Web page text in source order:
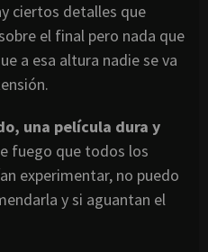
ciertos detalles que
el final pero nada que
a esa altura nadie se va
.
una película dura y
fuego que todos los
experimentar, no puedo
y si aguantan el